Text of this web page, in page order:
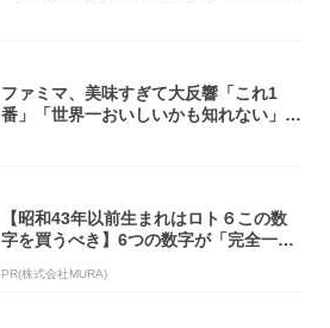
ファミマ、美味すぎて大反響「これ1
番」「世界一おいしいかも知れない」
【昭和43年以前生まれはロト６この数
字を買うべき】6つの数字が「完全一
PR(株式会社MURA)